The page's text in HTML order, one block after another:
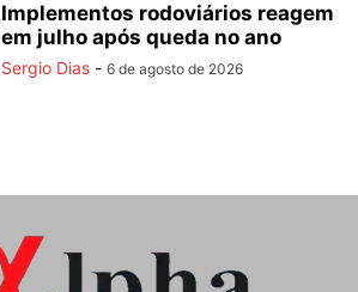
Implementos rodoviários reagem
em julho após queda no ano
Sergio Dias - 6 de agosto de 2026